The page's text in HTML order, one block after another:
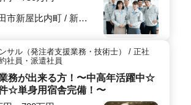
市新屋比内町 / 新屋
サル（発注者支援業務・技術士） / 正社
社員・派遣社員
務が出来る方！〜中高年活躍中☆
☆単身用宿舎完備！〜